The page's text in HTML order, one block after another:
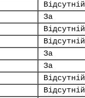
Відсутній
За
Відсутній
Відсутній
За
За
Відсутній
Відсутній